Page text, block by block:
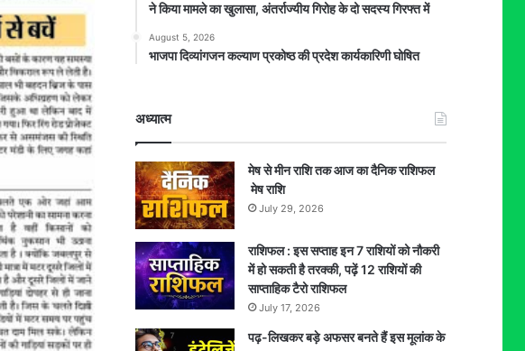
ने किया मामले का खुलासा, अंतर्राज्यीय गिरोह के दो सदस्य गिरफ्त में
August 5, 2026
भाजपा दिव्यांगजन कल्याण प्रकोष्ठ की प्रदेश कार्यकारिणी घोषित
अध्यात्म
मेष से मीन राशि तक आज का दैनिक राशिफल
मेष राशि
July 29, 2026
राशिफल : इस सप्ताह इन 7 राशियों को नौकरी
में हो सकती है तरक्की, पढ़ें 12 राशियों की
साप्ताहिक टैरो राशिफल
July 17, 2026
पढ़-लिखकर बड़े अफसर बनते हैं इस मूलांक के